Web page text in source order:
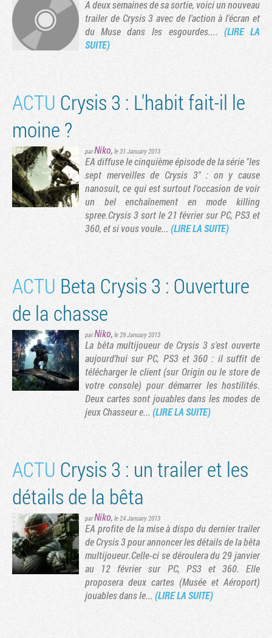
A deux semaines de sa sortie, voici un nouveau
trailer de Crysis 3 avec de l'action à l'écran et
du Muse dans les esgourdes.... (LIRE LA
SUITE)
ACTU Crysis 3 : L'habit fait-il le
moine ?
parNiko, le 31 January 2013
EA diffuse le cinquième épisode de la série "les
sept merveilles de Crysis 3" : on y cause
nanosuit, ce qui est surtout l'occasion de voir
un bel enchaînement en mode killing
spree.Crysis 3 sort le 21 février sur PC, PS3 et
360, et si vous voule... (LIRE LA SUITE)
ACTU Beta Crysis 3 : Ouverture
de la chasse
parNiko, le 29 January 2013
La bêta multijoueur de Crysis 3 s'est ouverte
aujourd'hui sur PC, PS3 et 360 : il suffit de
télécharger le client (sur Origin ou le store de
votre console) pour démarrer les hostilités.
Deux cartes sont jouables dans les modes de
jeux Chasseur e...(LIRE LA SUITE)
ACTU Crysis 3 : un trailer et les
détails de la bêta
parNiko, le 24 January 2013
EA profite de la mise à dispo du dernier trailer
de Crysis 3 pour annoncer les détails de la bêta
multijoueur.Celle-ci se déroulera du 29 janvier
au 12 février sur PC, PS3 et 360. Elle
proposera deux cartes (Musée et Aéroport)
jouables dans le...(LIRE LA SUITE)